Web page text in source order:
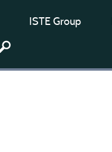
ISTE Group